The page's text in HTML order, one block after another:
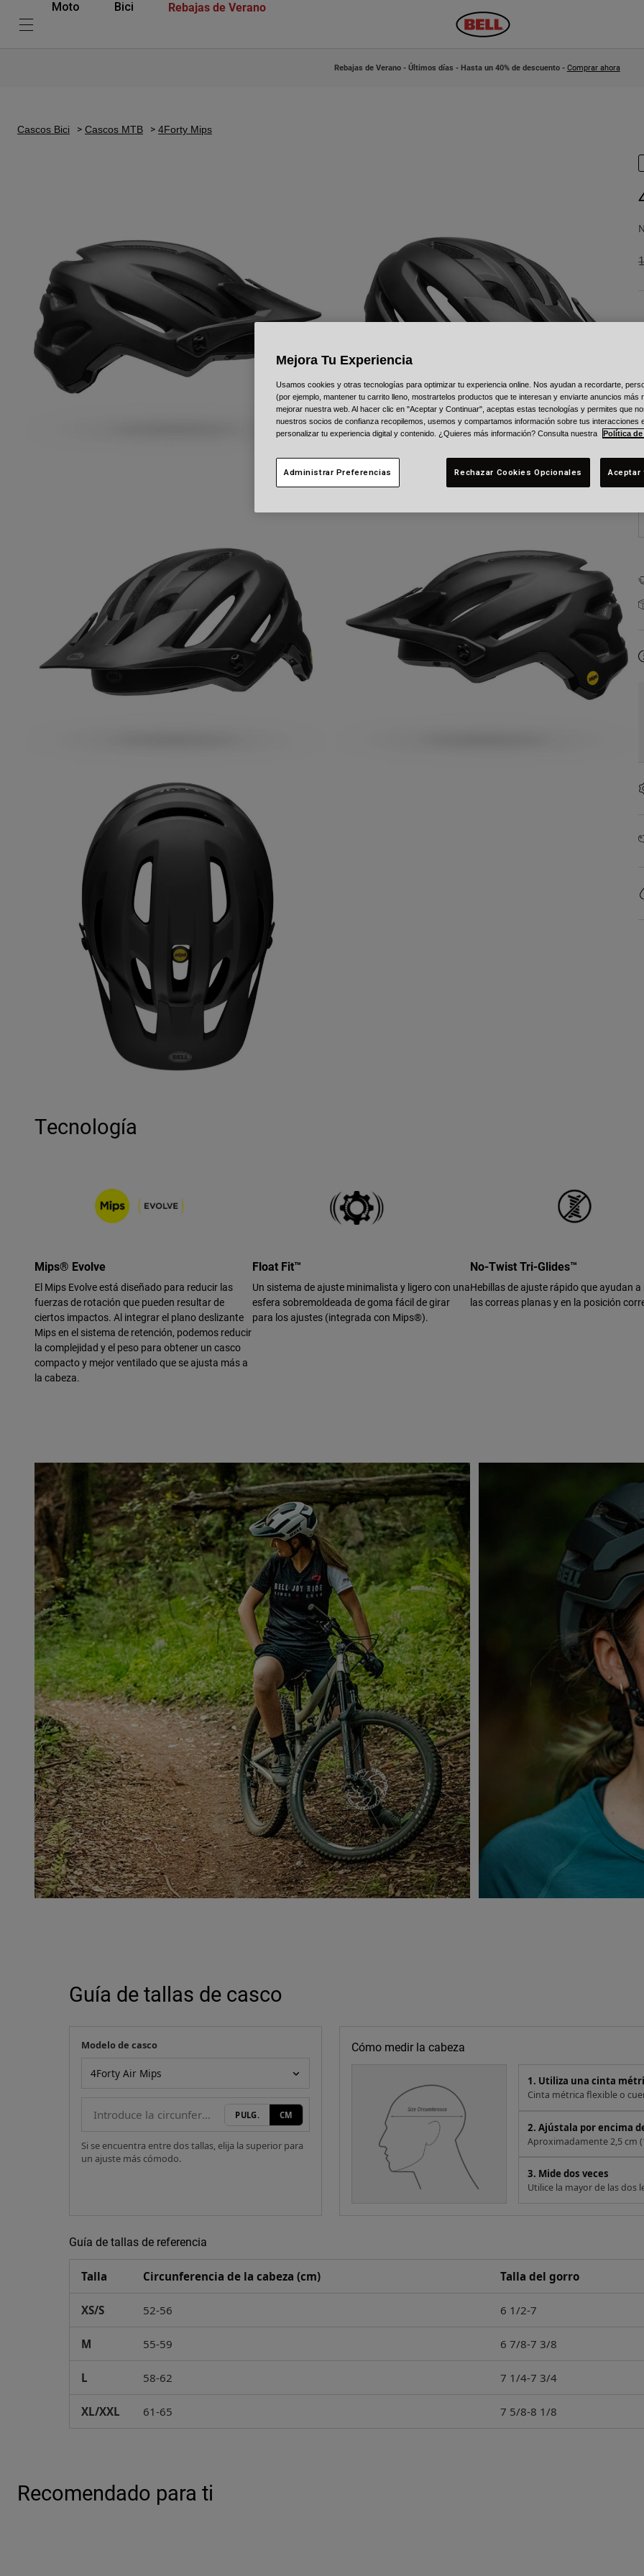
Moto Bici Rebajas de Verano
Rebajas de Verano - Últimos días - Hasta un 40% de descuento - Comprar ahora
Cascos Bici Cascos MTB 4Forty Mips
Tecnología
Mips® Evolve
El Mips Evolve está diseñado para reducir las
fuerzas de rotación que pueden resultar de
ciertos impactos. Al integrar el plano deslizante
Mips en el sistema de retención, podemos reducir
la complejidad y el peso para obtener un casco
compacto y mejor ventilado que se ajusta más a
la cabeza.
Float Fit™
Un sistema de ajuste minimalista y ligero con una
esfera sobremoldeada de goma fácil de girar
para los ajustes (integrada con Mips®).
No-Twist Tri-Glides™
Hebillas de ajuste rápido que ayudan
las correas planas y en la posición
Guía de tallas de casco
Cómo medir la cabeza
1. Utiliza una cinta
Cinta métrica flexible o
2. Ajústala por encima
Aproximadamente 2,5 cm
3. Mide dos veces
Utilice la mayor de las dos
Tu medida
Modelo de casco
PULG. CM
Si se encuentra entre dos tallas, elija la superior para
un ajuste más cómodo.
Guía de tallas de referencia
Talla Circunferencia de la cabeza (cm) Talla del gorro
XS/S 52-56 6 1/2-7
M 55-59 6 7/8-7 3/8
L 58-62 7 1/4-7 3/4
XL/XXL 61-65 7 5/8-8 1/8
Recomendado para ti
Mejora Tu Experiencia
Usamos cookies y otras tecnologías para optimizar tu experiencia online. Nos ayudan a recordarte,
(por ejemplo, mantener tu carrito lleno, mostrartelos productos que te interesan y enviarte anuncios más
mejorar nuestra web. Al hacer clic en "Aceptar y Continuar", aceptas estas tecnologías y permites que
nuestros socios de confianza recopilemos, usemos y compartamos información sobre tus interacciones
personalizar tu experiencia digital y contenido. ¿Quieres más información? Consulta nuestra
Política de
Administrar Preferencias Rechazar Cookies Opcionales Aceptar